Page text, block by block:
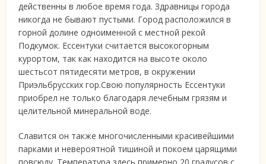
действенны в любое время года. Здравницы города
никогда не бывают пустыми. Город расположился в
горной долине одноименной с местной рекой
Подкумок. Ессентуки считается высокогорным
курортом, так как находится на высоте около
шестьсот пятидесяти метров, в окружении
Приэльбрусских гор.Свою популярность Ессентуки
приобрел не только благодаря лечебным грязям и
целительной минеральной воде.
Славится он также многочисленными красивейшими
парками и невероятной тишиной и покоем царящими